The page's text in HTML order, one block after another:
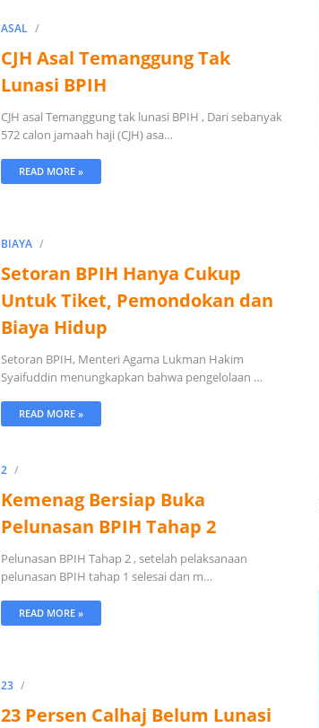
ASAL
CJH Asal Temanggung Tak
Lunasi BPIH
CJH asal Temanggung tak lunasi BPIH , Dari sebanyak
572 calon jamaah haji (CJH) asa…
READ MORE »
BIAYA
Setoran BPIH Hanya Cukup
Untuk Tiket, Pemondokan dan
Biaya Hidup
Setoran BPIH, Menteri Agama Lukman Hakim
Syaifuddin menungkapkan bahwa pengelolaan …
READ MORE »
2
Kemenag Bersiap Buka
Pelunasan BPIH Tahap 2
Pelunasan BPIH Tahap 2 , setelah pelaksanaan
pelunasan BPIH tahap 1 selesai dan m…
READ MORE »
23
23 Persen Calhaj Belum Lunasi